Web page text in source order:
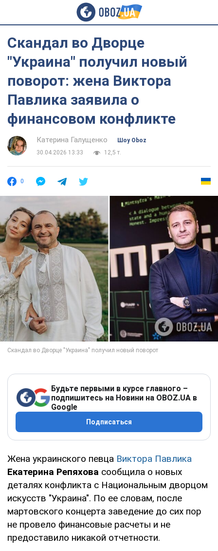
Скандал во Дворце
"Украина" получил новый
поворот: жена Виктора
Павлика заявила о
финансовом конфликте
Катерина Галущенко
Шоу Oboz
30.04.2026 13:33
12,5 т.
0
Будьте первыми в курсе главного –
подпишитесь на Новини на OBOZ.UA в
Google
Подписаться
Жена украинского певца Виктора Павлика
Екатерина Репяхова сообщила о новых
деталях конфликта с Национальным дворцом
искусств "Украина". По ее словам, после
мартовского концерта заведение до сих пор
не провело финансовые расчеты и не
предоставило никакой отчетности.